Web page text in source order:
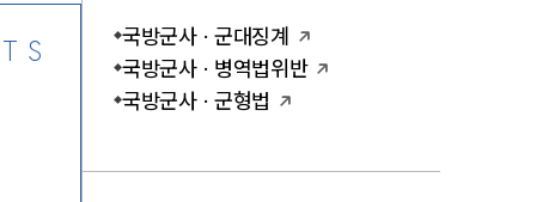
국방군사 · 군대징계
국방군사 · 병역법위반
국방군사 · 군형법